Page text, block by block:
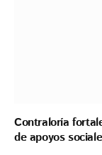
Contraloría
de apoyos